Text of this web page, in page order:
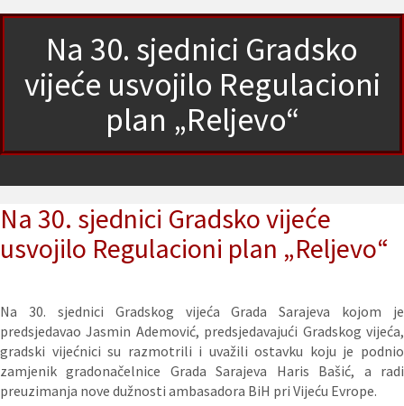
Na 30. sjednici Gradsko
vijeće usvojilo Regulacioni
plan „Reljevo“
Na 30. sjednici Gradsko vijeće
usvojilo Regulacioni plan „Reljevo“
Na 30. sjednici Gradskog vijeća Grada Sarajeva kojom je
predsjedavao Jasmin Ademović, predsjedavajući Gradskog vijeća,
gradski vijećnici su razmotrili i uvažili ostavku koju je podnio
zamjenik gradonačelnice Grada Sarajeva Haris Bašić, a radi
preuzimanja nove dužnosti ambasadora BiH pri Vijeću Evrope.